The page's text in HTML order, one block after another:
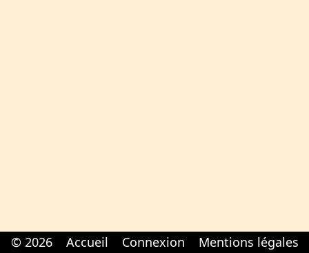
© 2026 Accueil Connexion
Mentions légales